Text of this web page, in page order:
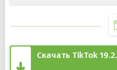
Скачать TikTok